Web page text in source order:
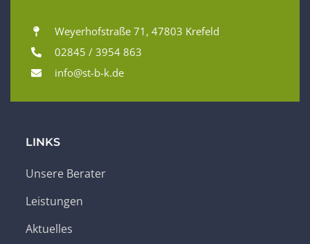
Weyerhofstraße 71, 47803 Krefeld
02845 / 3954 863
info@st-b-k.de
LINKS
Unsere Berater
Leistungen
Aktuelles